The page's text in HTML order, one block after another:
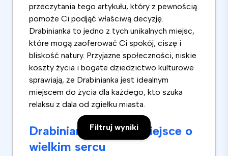
Filtruj wyniki
przeczytania tego artykułu, który z pewnością
pomoże Ci podjąć właściwą decyzję.
Drabinianka to jedno z tych unikalnych miejsc,
które mogą zaoferować Ci spokój, ciszę i
bliskość natury. Przyjazne społeczności, niskie
koszty życia i bogate dziedzictwo kulturowe
sprawiają, że Drabinianka jest idealnym
miejscem do życia dla każdego, kto szuka
relaksu z dala od zgiełku miasta.
Drabinianka - małe miejsce o
wielkim sercu